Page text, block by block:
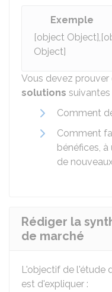
Exemple
[object
Object]
Vous devez
solutions suivantes
Comment
Comment
bénéfices, à
de
Rédiger la
de marché
L'objectif de l'étude
est d'expliquer :